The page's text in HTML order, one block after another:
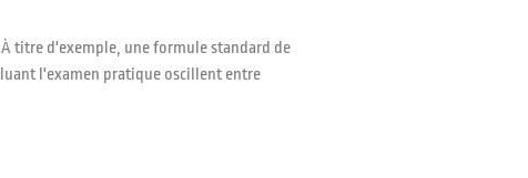
titre d'exemple, une formule standard de
l'examen pratique oscillent entre